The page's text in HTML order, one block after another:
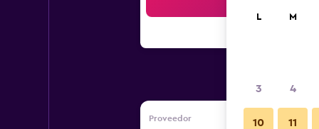
Proveedor
L M
3 4
10 11